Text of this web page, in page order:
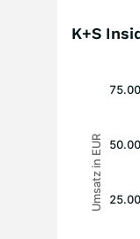
K+S
Umsatz in EUR